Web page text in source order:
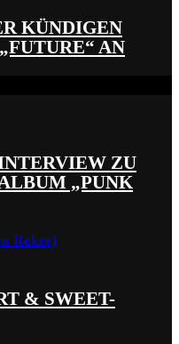
KÜNDIGEN
AN
ZU
„PUNK
& SWEET-